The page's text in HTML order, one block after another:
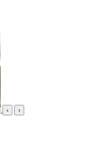
‹ ›